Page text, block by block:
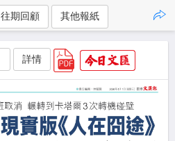
往期回顧 其他報紙
詳情